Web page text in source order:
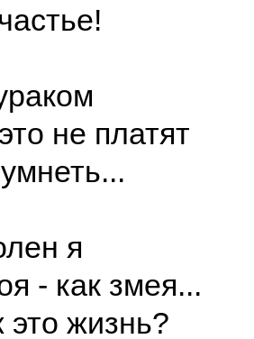
не платят
я
- как змея...
это жизнь?